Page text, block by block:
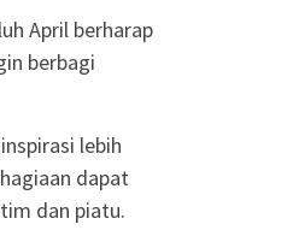
April berharap
berbagi
lebih
dapat
dan piatu.